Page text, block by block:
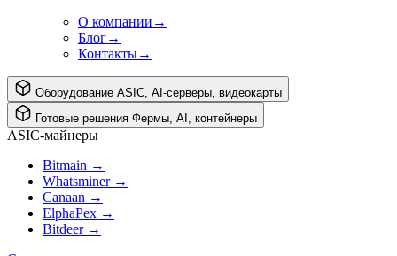
О компании →
Блог→
Контакты→
Оборудование ASIC, AI-серверы, видеокарты
Готовые решения Фермы, AI, контейнеры
ASIC-майнеры
Bitmain →
Whatsminer →
Canaan →
ElphaPex →
Bitdeer →